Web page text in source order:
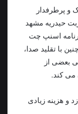
و پرطرفدار
حیدریه مشهد
اسنپ چت
با تقلید صدا،
بعضی از
می کند.
و هزینه زیادی